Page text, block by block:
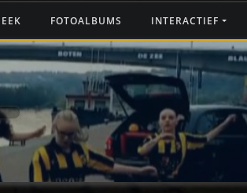
FOTOALBUMS INTERACTIEF